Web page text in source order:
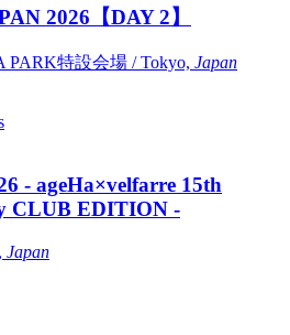
2026【DAY 2】
PARK特設会場 / Tokyo, Japan
- ageHa×velfarre 15th
CLUB EDITION -
Japan